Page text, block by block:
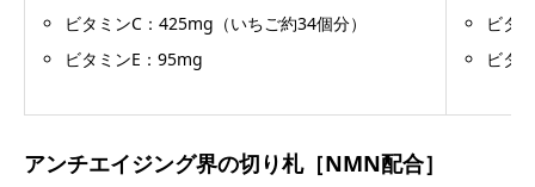
ビタミンC：425mg（いちご約34個分）
ビタミンE：95mg
ビタ
ビタ
アンチエイジング界の切り札［NMN配合］